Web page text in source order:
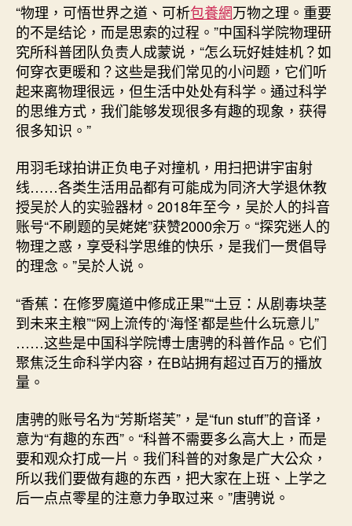
“物理，可悟世界之道、可析包養網万物之理。重要
的不是结论，而是思索的过程。”中国科学院物理研
究所科普团队负责人成蒙说，“怎么玩好娃娃机？如
何穿衣更暖和？这些是我们常见的小问题，它们听
起来离物理很远，但生活中处处有科学。通过科学
的思维方式，我们能够发现很多有趣的现象，获得
很多知识。”
用羽毛球拍讲正负电子对撞机，用扫把讲宇宙射
线……各类生活用品都有可能成为同济大学退休教
授吴於人的实验器材。2018年至今，吴於人的抖音
账号“不刷题的吴姥姥”获赞2000余万。“探究迷人的
物理之惑，享受科学思维的快乐，是我们一贯倡导
的理念。”吴於人说。
“香蕉：在修罗魔道中修成正果”“土豆：从剧毒块茎
到未来主粮”“网上流传的‘海怪’都是些什么玩意儿”
……这些是中国科学院博士唐骋的科普作品。它们
聚焦泛生命科学内容，在B站拥有超过百万的播放
量。
唐骋的账号名为“芳斯塔芙”，是“fun stuff”的音译，
意为“有趣的东西”。“科普不需要多么高大上，而是
要和观众打成一片。我们科普的对象是广大公众，
所以我们要做有趣的东西，把大家在上班、上学之
后一点点零星的注意力争取过来。”唐骋说。